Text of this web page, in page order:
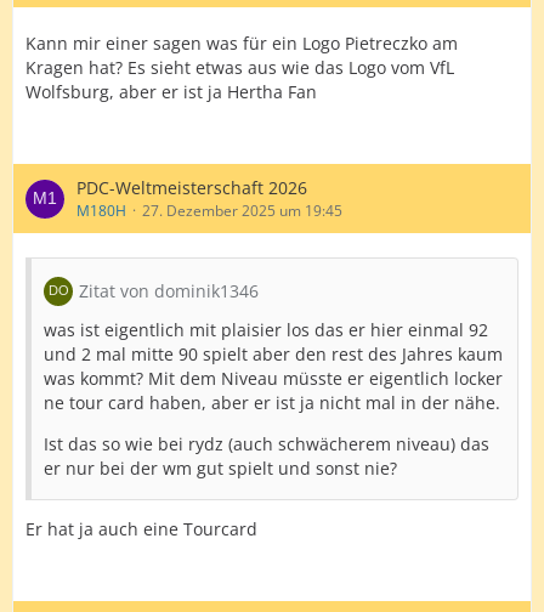
Kann mir einer sagen was für ein Logo Pietreczko am
Kragen hat? Es sieht etwas aus wie das Logo vom VfL
Wolfsburg, aber er ist ja Hertha Fan
PDC-Weltmeisterschaft 2026
M180H 27. Dezember 2025 um 19:45
Zitat von dominik1346
was ist eigentlich mit plaisier los das er hier einmal 92
und 2 mal mitte 90 spielt aber den rest des Jahres kaum
was kommt? Mit dem Niveau müsste er eigentlich locker
ne tour card haben, aber er ist ja nicht mal in der nähe.
Ist das so wie bei rydz (auch schwächerem niveau) das
er nur bei der wm gut spielt und sonst nie?
Er hat ja auch eine Tourcard